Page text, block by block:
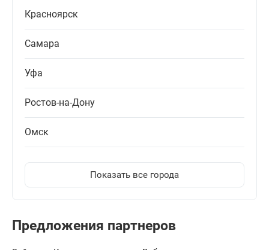
Красноярск
Самара
Уфа
Ростов-на-Дону
Омск
Показать все города
Предложения партнеров